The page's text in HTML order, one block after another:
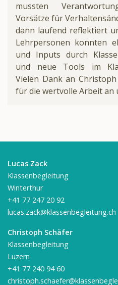
mussten
Vorsätze für
dann laufend reflektiert
Lehrpersonen konnten
und Inputs durch
und neue Tools im
Vielen Dank an
für die wertvolle Arbeit an
Lucas Zack
Klassenbegleitung
Winterthur
+41 77 247 20 92
lucas.zack@klassenbegleitung.ch
Christoph Schäfer
Klassenbegleitung
Luzern
+41 77 240 94 60